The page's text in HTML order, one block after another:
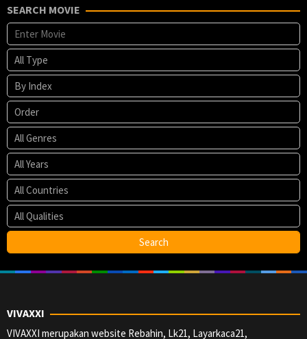
SEARCH MOVIE
VIVAXXI
VIVAXXI merupakan website Rebahin, Lk21, Layarkaca21,